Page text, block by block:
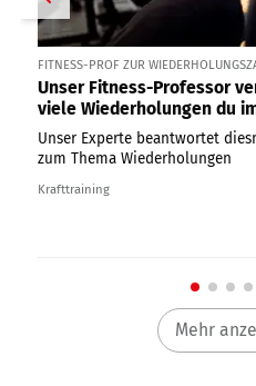
FITNESS-PROF ZUR
Unser Fitness-Professor
viele Wiederholungen du
wirklich machen solltest
Unser Experte beantwortet
zum Thema Wiederholungen
Krafttraining
Mehr